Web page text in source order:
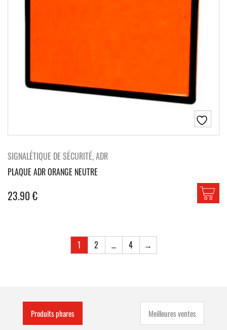
SIGNALÉTIQUE DE SÉCURITÉ, ADR
PLAQUE ADR ORANGE NEUTRE
23.90€
1 2 … 4 →
Produits phares Meilleures ventes